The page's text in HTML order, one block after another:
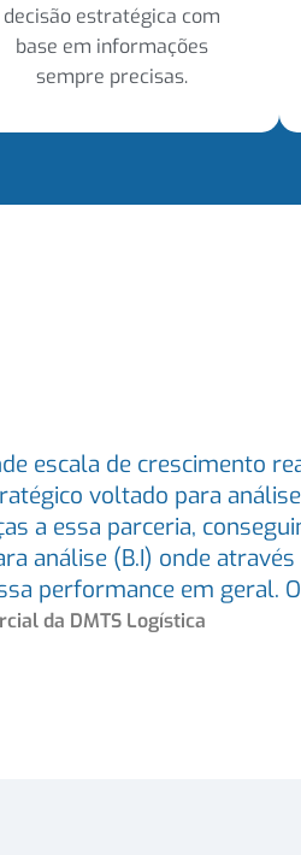
decisão estratégica com
base em informações
sempre precisas.
escala de crescimento
voltado para
a essa parceria,
análise (B.I) onde
performance em geral.
da DMTS Logística